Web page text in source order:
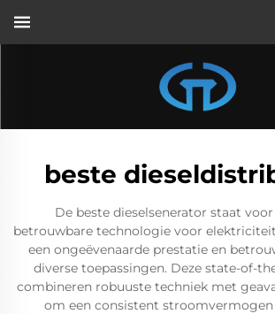
beste
De beste dieselsenerator staat
betrouwbare technologie voor
een ongeëvenaarde prestatie en
diverse toepassingen. Deze state-of-
combineren robuuste techniek met
om een consistent